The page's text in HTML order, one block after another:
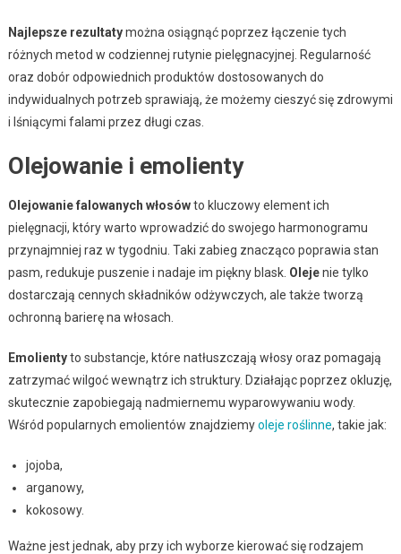
Najlepsze rezultatymożna osiągnąć poprzez łączenie tych
różnych metod w codziennej rutynie pielęgnacyjnej. Regularność
oraz dobór odpowiednich produktów dostosowanych do
indywidualnych potrzeb sprawiają, że możemy cieszyć się zdrowymi
i lśniącymi falami przez długi czas.
Olejowanie i emolienty
Olejowanie falowanych włosówto kluczowy element ich
pielęgnacji, który warto wprowadzić do swojego harmonogramu
przynajmniej raz w tygodniu. Taki zabieg znacząco poprawia stan
pasm, redukuje puszenie i nadaje im piękny blask. Olejenie tylko
dostarczają cennych składników odżywczych, ale także tworzą
ochronną barierę na włosach.
Emolientyto substancje, które natłuszczają włosy oraz pomagają
zatrzymać wilgoć wewnątrz ich struktury. Działając poprzez okluzję,
skutecznie zapobiegają nadmiernemu wyparowywaniu wody.
Wśród popularnych emolientów znajdziemyoleje roślinne, takie jak:
jojoba,
arganowy,
kokosowy.
Ważne jest jednak, aby przy ich wyborze kierować się rodzajem